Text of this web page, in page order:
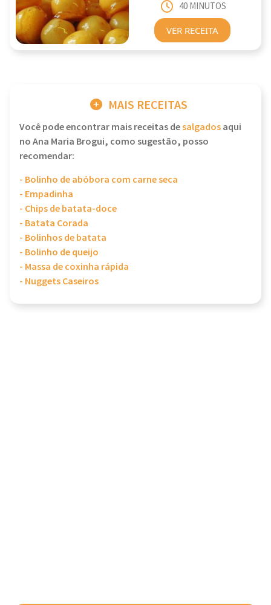
40 MINUTOS
VER RECEITA
MAIS RECEITAS
Você pode encontrar mais receitas desalgadosaqui
no Ana Maria Brogui, como sugestão, posso
recomendar:
- Bolinho de abóbora com carne seca
- Empadinha
- Chips de batata-doce
- Batata Corada
- Bolinhos de batata
- Bolinho de queijo
- Massa de coxinha rápida
- Nuggets Caseiros